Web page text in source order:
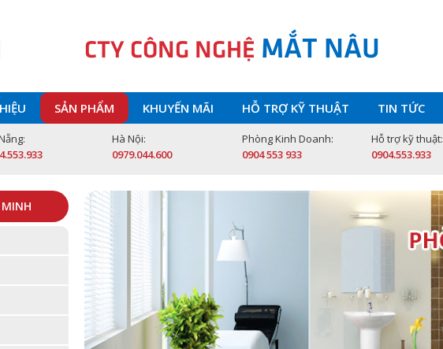
CTY CÔNG NGHỆ MẮT NÂU
SẢN PHẨM KHUYẾN MÃI HỖ TRỢ KỸ THUẬT TIN TỨC
Hà Nội:
0979.044.600
Phòng Kinh Doanh:
0904 553 933
Hỗ trợ kỹ thuật:
0904.553.933